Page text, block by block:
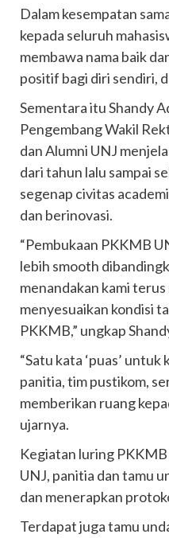
Dalam kesempatan
kepada seluruh
membawa nama baik
positif bagi diri sendiri,
Sementara itu Shandy
Pengembang Wakil
dan Alumni UNJ
dari tahun lalu sampai
segenap civitas
dan berinovasi.
“Pembukaan PKKMB
lebih smooth
menandakan kami
menyesuaikan kondisi
PKKMB,” ungkap
“Satu kata ‘puas’
panitia, tim pustikom,
memberikan ruang
ujarnya.
Kegiatan luring
UNJ, panitia dan tamu
dan menerapkan
Terdapat juga tamu